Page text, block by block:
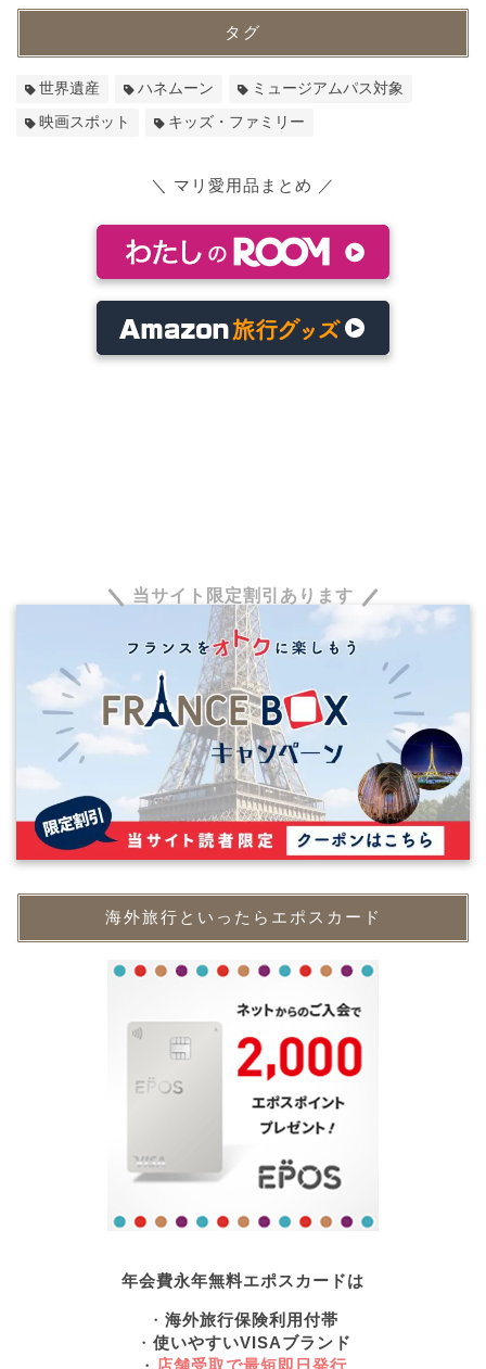
タグ
世界遺産 ハネムーン ミュージアムパス対象
映画スポット キッズ・ファミリー
＼ マリ愛用品まとめ ／
当サイト限定割引あります
海外旅行といったらエポスカード
年会費永年無料エポスカードは
・ 海外旅行保険利用付帯
・ 使いやすいVISAブランド
・ 店舗受取で最短即日発行